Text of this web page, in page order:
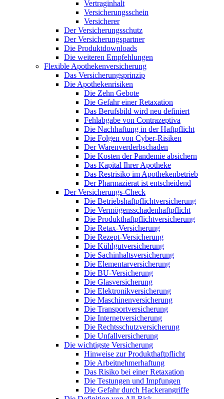
Vertraginhalt
Versicherungsschein
Versicherer
Der Versicherungsschutz
Der Versicherungspartner
Die Produktdownloads
Die weiteren Empfehlungen
Flexible Apothekenversicherung
Das Versicherungsprinzip
Die Apothekenrisiken
Die Zehn Gebote
Die Gefahr einer Retaxation
Das Berufsbild wird neu definiert
Fehlabgabe von Contrazeptiva
Die Nachhaftung in der Haftpflicht
Die Folgen von Cyber-Risiken
Der Warenverderbschaden
Die Kosten der Pandemie absichern
Das Kapital Ihrer Apotheke
Das Restrisiko im Apothekenbetrieb
Der Pharmazierat ist entscheidend
Der Versicherungs-Check
Die Betriebshaftpflichtversicherung
Die Vermögensschadenhaftpflicht
Die Produkthaftpflichtversicherung
Die Retax-Versicherung
Die Rezept-Versicherung
Die Kühlgutversicherung
Die Sachinhaltsversicherung
Die Elementarversicherung
Die BU-Versicherung
Die Glasversicherung
Die Elektronikversicherung
Die Maschinenversicherung
Die Transportversicherung
Die Internetversicherung
Die Rechtsschutzversicherung
Die Unfallversicherung
Die wichtigste Versicherung
Hinweise zur Produkthaftpflicht
Die Arbeitnehmerhaftung
Das Risiko bei einer Retaxation
Die Testungen und Impfungen
Die Gefahr durch Hackerangriffe